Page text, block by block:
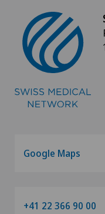
Genolier
Genolier
Genolier Patient
Ladies
Google Maps
+41 22 366 90 00